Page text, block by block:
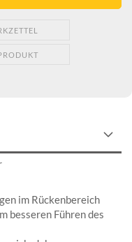
im Rückenbereich
besseren Führen des